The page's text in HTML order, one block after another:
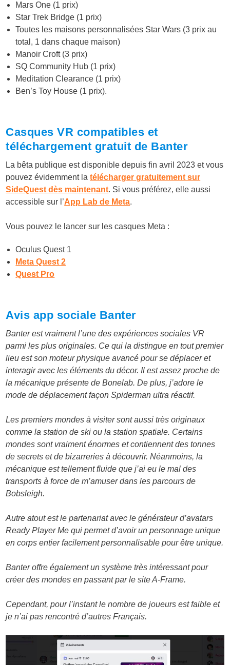
Mars One (1 prix)
Star Trek Bridge (1 prix)
Toutes les maisons personnalisées Star Wars (3 prix au
total, 1 dans chaque maison)
Manoir Croft (3 prix)
SQ Community Hub (1 prix)
Meditation Clearance (1 prix)
Ben’s Toy House (1 prix).
Casques VR compatibles et
téléchargement gratuit de Banter
La bêta publique est disponible depuis fin avril 2023 et vous
pouvez évidemment latélécharger gratuitement sur
SideQuest dès maintenant. Si vous préférez, elle aussi
accessible sur l’App Lab de Meta.
Vous pouvez le lancer sur les casques Meta :
Oculus Quest 1
Meta Quest 2
Quest Pro
Avis app sociale Banter
Banter est vraiment l’une des expériences sociales VR
parmi les plus originales. Ce qui la distingue en tout premier
lieu est son moteur physique avancé pour se déplacer et
interagir avec les éléments du décor. Il est assez proche de
la mécanique présente de Bonelab. De plus, j’adore le
mode de déplacement façon Spiderman ultra réactif.
Les premiers mondes à visiter sont aussi très originaux
comme la station de ski ou la station spatiale. Certains
mondes sont vraiment énormes et contiennent des tonnes
de secrets et de bizarreries à découvrir. Néanmoins, la
mécanique est tellement fluide que j’ai eu le mal des
transports à force de m’amuser dans les parcours de
Bobsleigh.
Autre atout est le partenariat avec le générateur d’avatars
Ready Player Me qui permet d’avoir un personnage unique
en corps entier facilement personnalisable pour être unique.
Banter offre également un système très intéressant pour
créer des mondes en passant par le site A-Frame.
Cependant, pour l’instant le nombre de joueurs est faible et
je n’ai pas rencontré d’autres Français.